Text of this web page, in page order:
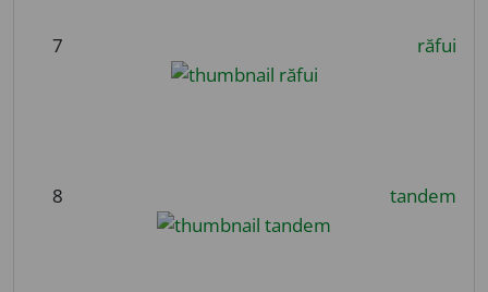
7 răfui
8 tandem